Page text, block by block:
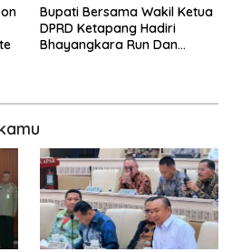
Bupati Bersama Wakil Ketua
DPRD Ketapang Hadiri
Bhayangkara Run Dan